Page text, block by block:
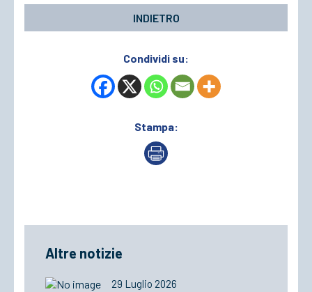
INDIETRO
Condividi su:
Stampa:
Altre notizie
29 Luglio 2026